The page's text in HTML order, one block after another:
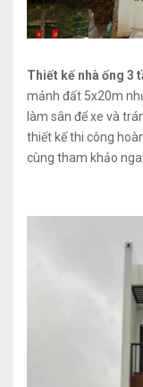
Thiết kế nhà ống 3
mảnh đất 5x20m
làm sân để xe và
thiết kế thi công
cùng tham khảo